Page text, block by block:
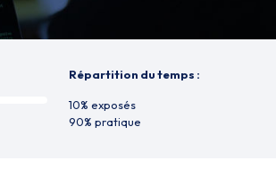
Répartition du temps :
10% exposés
90% pratique